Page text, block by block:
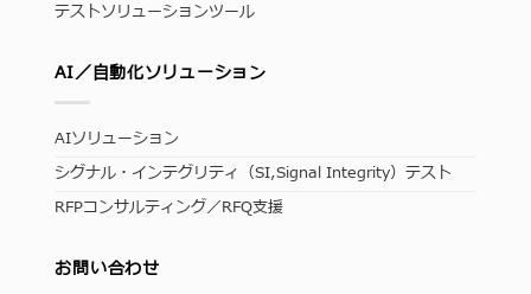
テストソリューションツール
AI／自動化ソリューション
AIソリューション
シグナル・インテグリティ（SI,Signal Integrity）テスト
RFPコンサルティング／RFQ支援
お問い合わせ